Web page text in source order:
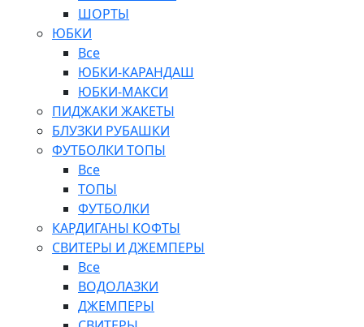
ШОРТЫ
ЮБКИ
Все
ЮБКИ-КАРАНДАШ
ЮБКИ-МАКСИ
ПИДЖАКИ ЖАКЕТЫ
БЛУЗКИ РУБАШКИ
ФУТБОЛКИ ТОПЫ
Все
ТОПЫ
ФУТБОЛКИ
КАРДИГАНЫ КОФТЫ
СВИТЕРЫ И ДЖЕМПЕРЫ
Все
ВОДОЛАЗКИ
ДЖЕМПЕРЫ